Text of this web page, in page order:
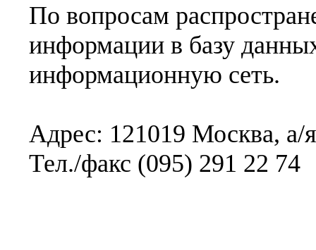
По вопросам
информации в базу
информационную сеть.
Адрес: 121019 Москва, а/
Тел./факс (095) 291 22 74